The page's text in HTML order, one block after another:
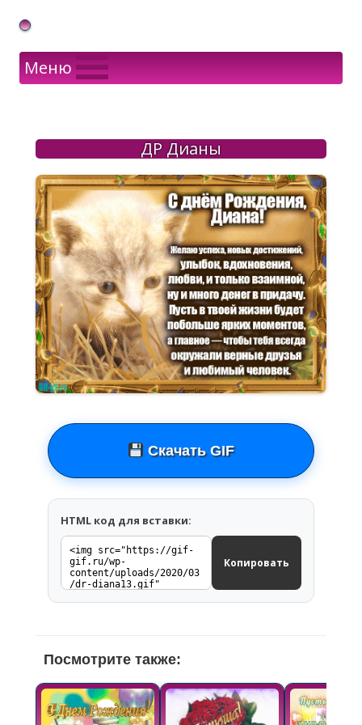
Gif Открытки в подарок
Меню
ДР Дианы
Скачать GIF
HTML код для вставки:
Копировать
Посмотрите также: